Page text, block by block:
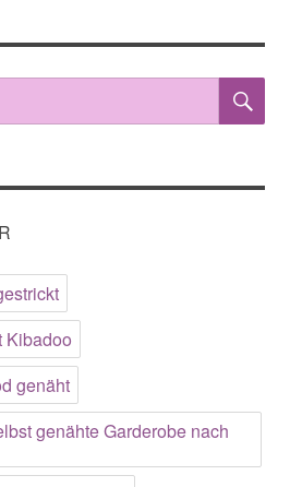
Kibadoo
genäht
genähte Garderobe nach